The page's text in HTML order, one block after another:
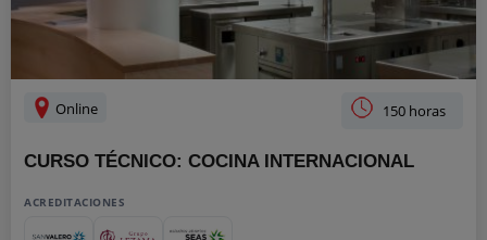
Online 150 horas
CURSO TÉCNICO: COCINA INTERNACIONAL
ACREDITACIONES